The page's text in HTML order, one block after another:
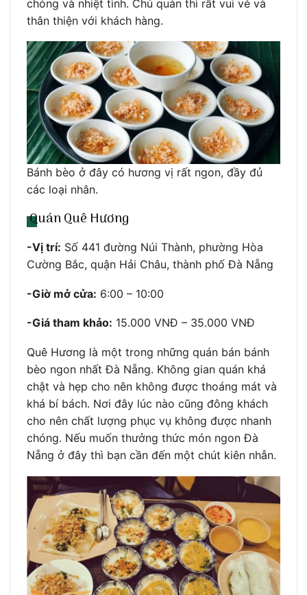
chóng và nhiệt tình. Chủ quán thì rất vui vẻ và
thân thiện với khách hàng.
Bánh bèo ở đây có hương vị rất ngon, đầy đủ
các loại nhân.
Quán Quê Hương
-Vị trí: Số 441 đường Núi Thành, phường Hòa
Cường Bắc, quận Hải Châu, thành phố Đà Nẵng
-Giờ mở cửa: 6:00 – 10:00
-Giá tham khảo: 15.000 VNĐ – 35.000 VNĐ
Quê Hương là một trong những quán bán bánh
bèo ngon nhất Đà Nẵng. Không gian quán khá
chật và hẹp cho nên không được thoáng mát và
khá bí bách. Nơi đây lúc nào cũng đông khách
cho nên chất lượng phục vụ không được nhanh
chóng. Nếu muốn thưởng thức món ngon Đà
Nẵng ở đây thì bạn cần đến một chút kiên nhẫn.